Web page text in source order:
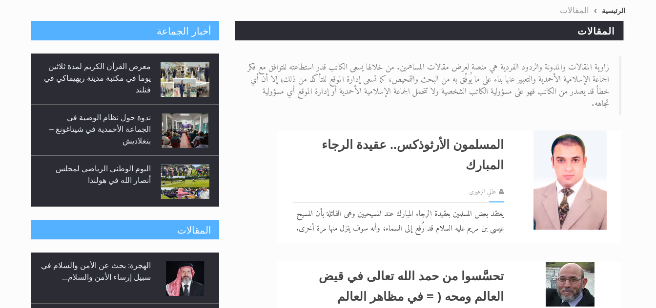
الحجّ.. دلالات، حِكم، وأهداف >> المزيد
تعميم هامّ لأفراد الجماعة >> المزيد
تعميم هامّ لأفراد الجماعة >> المزيد
إعلان هامّ بخصوص الرسائل المرسلة إلى حضرة امير المؤمنين أيده الله والمكتب العربي >> المزيد
للانتقال إلى كافة الردود على القمص زكريا يطرس وأعداء الإسلام اضغط هنا >> المزيد
عرض مصوَّر لأقوال المستشرقين في خاتم النبيين صلى الله عليه وسلم >> المزيد
الحجّ.. دلالات، حِكم، وأهداف >> المزيد
الرئيسية المقالات
المقالات
زاوية المقالات والمدونة والردود الفردية هي منصة لعرض مقالات المساهمين. من خلالها يسعى الكاتب قدر استطاعته للتوافق مع فكر
الجماعة الإسلامية الأحمدية والتعبير عنها بناء على ما يُوفّق به من البحث والتمحيص، كما تسعى إدارة الموقع للتأكد من ذلك؛ إلا أن أي
خطأ قد يصدر من الكاتب فهو على مسؤولية الكاتب الشخصية ولا تتحمل الجماعة الإسلامية الأحمدية أو إدارة الموقع أي مسؤولية
تجاهه.
المسلمون الأرثوذكس.. عقيدة الرجاء
المبارك
هاني الزهيرى
يعتقد بعض المسلمين بعقيدة الرجاء المبارك عند المسيحيين وهى القائلة بأن المسيح
عيسى بن مريم عليه السلام قد رُفع إلى السماء، وأنه سوف ينزل منها مرة أخرى.
تحسَّسوا من حمد الله تعالى في قيض
العالم ومحه ( = في مظاهر العالم
أخبار الجماعة
معرض القرآن الكريم لمدة ثلاثين
يوما في مكتبة مدينة ريهيماكي في
فنلند
ندوة حول نظام الوصية في
الجماعة الأحمدية في شيتاغونغ –
بنغلاديش
اليوم الوطني الرياضي لمجلس
أنصار الله في هولندا
إتمام حفظ القرآن الكريم لثلاثة
حفل توزيع الشهادات في الجامعة
الأحمدية بنيجيريا لعام 2025
المقالات
الهجرة: بحث عن الأمن والسلام في
سبيل إرساء الأمن والسلام...